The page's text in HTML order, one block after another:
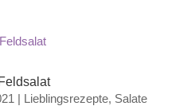
| Lieblingsrezepte, Salate